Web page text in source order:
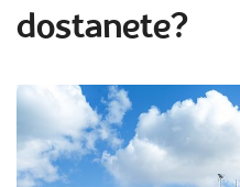
dostanete?